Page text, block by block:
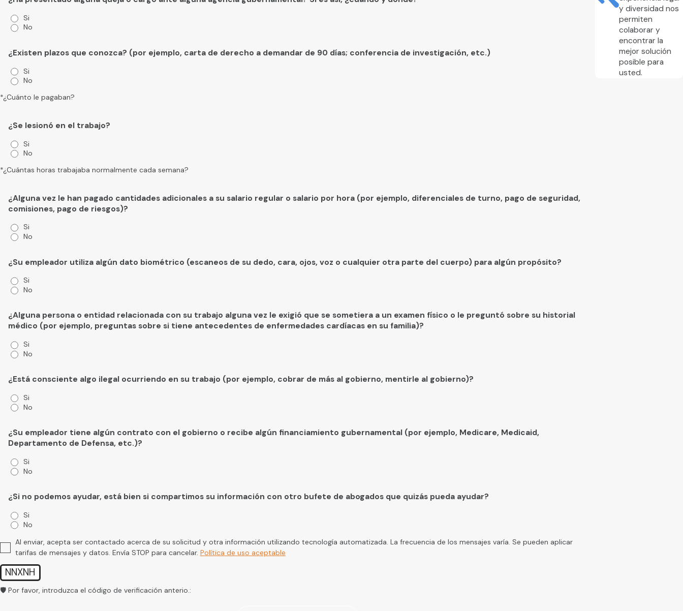
para usted.
Altamente Recomendados por Clientes:
y diversidad nos
permiten
colaborar y
encontrar la
mejor solución
posible para
usted.
Si
No
¿Existen plazos que conozca? (por ejemplo, carta de derecho a demandar de 90 días; conferencia de investigación, etc.)
Si
No
*¿Cuánto le pagaban?
¿Se lesionó en el trabajo?
Si
No
*¿Cuántas horas trabajaba normalmente cada semana?
¿Alguna vez le han pagado cantidades adicionales a su salario regular o salario por hora (por ejemplo, diferenciales de turno, pago de seguridad,
comisiones, pago de riesgos)?
Si
No
¿Su empleador utiliza algún dato biométrico (escaneos de su dedo, cara, ojos, voz o cualquier otra parte del cuerpo) para algún propósito?
Si
No
¿Alguna persona o entidad relacionada con su trabajo alguna vez le exigió que se sometiera a un examen físico o le preguntó sobre su historial
médico (por ejemplo, preguntas sobre si tiene antecedentes de enfermedades cardíacas en su familia)?
Si
No
¿Está consciente algo ilegal ocurriendo en su trabajo (por ejemplo, cobrar de más al gobierno, mentirle al gobierno)?
Si
No
¿Su empleador tiene algún contrato con el gobierno o recibe algún financiamiento gubernamental (por ejemplo, Medicare, Medicaid,
Departamento de Defensa, etc.)?
Si
No
¿Si no podemos ayudar, está bien si compartimos su información con otro bufete de abogados que quizás pueda ayudar?
Si
No
Al enviar, acepta ser contactado acerca de su solicitud y otra información utilizando tecnología automatizada. La frecuencia de los mensajes varía. Se pueden aplicar
tarifas de mensajes y datos. Envía STOP para cancelar. Política de uso aceptable
NNXNH
🛡️ Por favor, introduzca el código de verificación anterio.: